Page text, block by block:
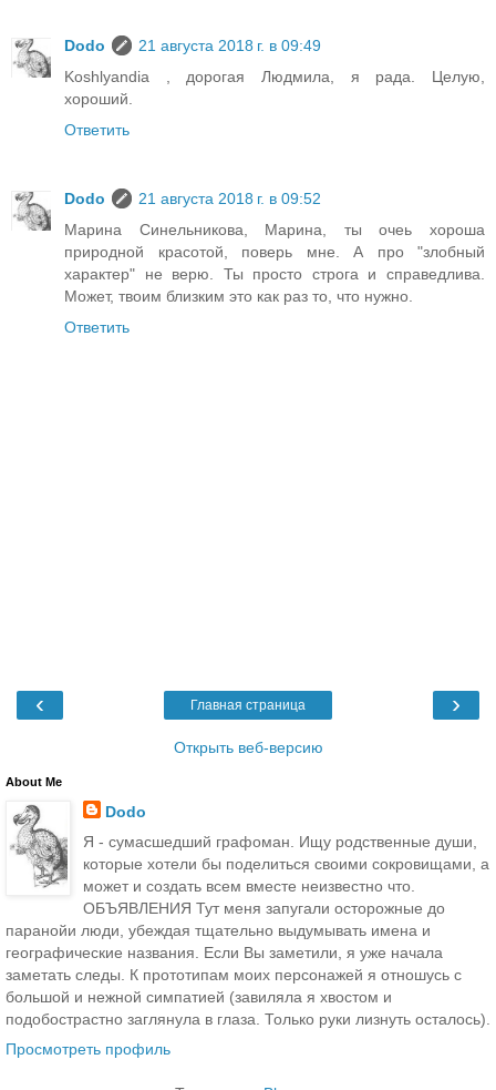
Dodo
21 августа 2018 г. в 09:49
Koshlyandia , дорогая Людмила, я рада. Целую,
хороший.
Ответить
Dodo
21 августа 2018 г. в 09:52
Марина Синельникова, Марина, ты очеь хороша
природной красотой, поверь мне. А про "злобный
характер" не верю. Ты просто строга и справедлива.
Может, твоим близким это как раз то, что нужно.
Ответить
‹ ›
Главная страница
Открыть веб-версию
About Me
Dodo
Я - сумасшедший графоман. Ищу родственные души,
которые хотели бы поделиться своими сокровищами, а
может и создать всем вместе неизвестно что.
ОБЪЯВЛЕНИЯ Тут меня запугали осторожные до
паранойи люди, убеждая тщательно выдумывать имена и
географические названия. Если Вы заметили, я уже начала
заметать следы. К прототипам моих персонажей я отношусь с
большой и нежной симпатией (завиляла я хвостом и
подобострастно заглянула в глаза. Только руки лизнуть осталось).
Просмотреть профиль